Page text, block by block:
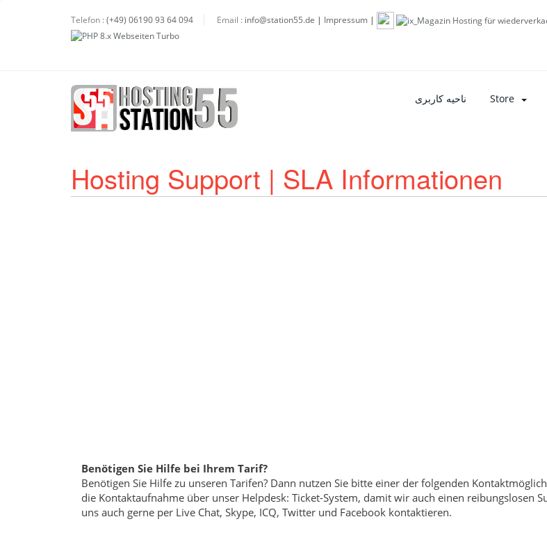
Telefon : (+49) 06190 93 64 094 Email : info@station55.de | Impressum |
ناحیه کاربری Store
Hosting Support | SLA Informationen
Benötigen Sie Hilfe bei Ihrem Tarif?
Benötigen Sie Hilfe zu unseren Tarifen? Dann nutzen Sie bitte einer der folgenden
die Kontaktaufnahme über unser Helpdesk: Ticket-System, damit wir auch einen reibungslosen
uns auch gerne per Live Chat, Skype, ICQ, Twitter und Facebook kontaktieren.